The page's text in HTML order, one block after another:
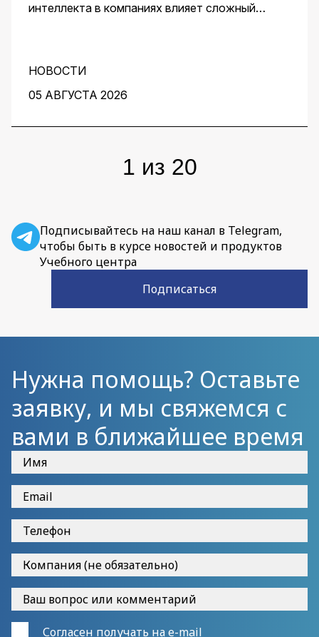
интеллекта в компаниях влияет сложный
протяжении всей работы над проектом. О том,
директора центра перспективных разработок
НОВОСТИ
05 АВГУСТА 2026
1 из 20
Подписывайтесь на наш канал в Telegram,
чтобы быть в курсе новостей и продуктов
Учебного центра
Подписаться
Нужна помощь? Оставьте
заявку, и мы свяжемся с
вами в ближайшее время
Согласен получать на e-mail